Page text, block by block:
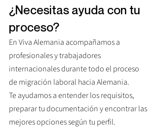
¿Necesitas ayuda con tu
proceso?
En Viva Alemania acompañamos a
profesionales y trabajadores
internacionales durante todo el proceso
de migración laboral hacia Alemania.
Te ayudamos a entender los requisitos,
preparar tu documentación y encontrar las
mejores opciones según tu perfil.